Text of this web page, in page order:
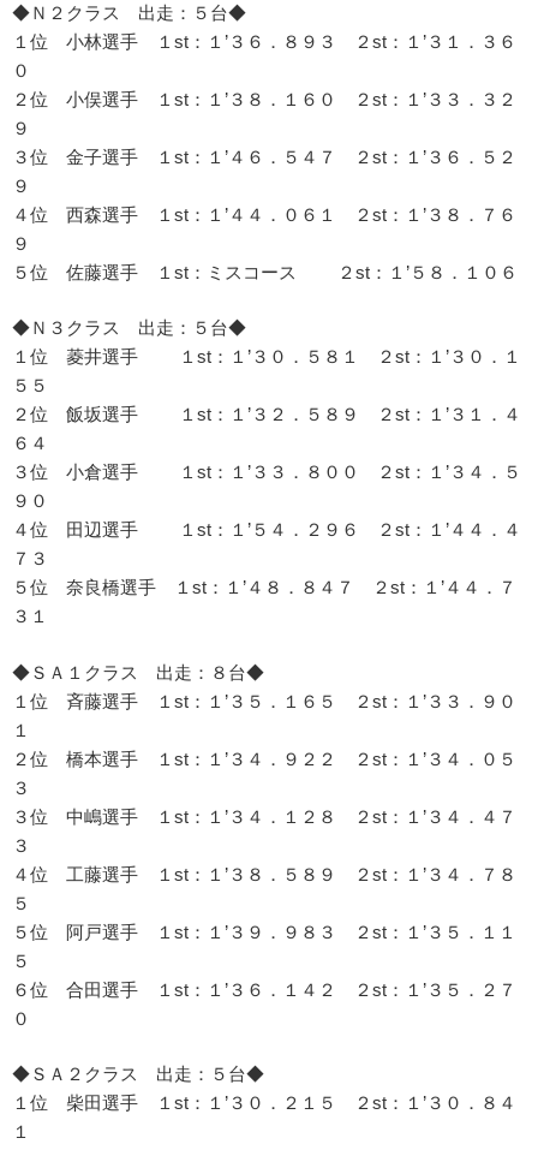
◆Ｎ２クラス 出走：５台◆
１位 小林選手 １st：１’３６．８９３ ２st：１’３１．３６
０
２位 小俣選手 １st：１’３８．１６０ ２st：１’３３．３２
９
３位 金子選手 １st：１’４６．５４７ ２st：１’３６．５２
９
４位 西森選手 １st：１’４４．０６１ ２st：１’３８．７６
９
５位 佐藤選手 １st：ミスコース ２st：１’５８．１０６
◆Ｎ３クラス 出走：５台◆
１位 菱井選手 １st：１’３０．５８１ ２st：１’３０．１
５５
２位 飯坂選手 １st：１’３２．５８９ ２st：１’３１．４
６４
３位 小倉選手 １st：１’３３．８００ ２st：１’３４．５
９０
４位 田辺選手 １st：１’５４．２９６ ２st：１’４４．４
７３
５位 奈良橋選手 １st：１’４８．８４７ ２st：１’４４．７
３１
◆ＳＡ１クラス 出走：８台◆
１位 斉藤選手 １st：１’３５．１６５ ２st：１’３３．９０
１
２位 橋本選手 １st：１’３４．９２２ ２st：１’３４．０５
３
３位 中嶋選手 １st：１’３４．１２８ ２st：１’３４．４７
３
４位 工藤選手 １st：１’３８．５８９ ２st：１’３４．７８
５
５位 阿戸選手 １st：１’３９．９８３ ２st：１’３５．１１
５
６位 合田選手 １st：１’３６．１４２ ２st：１’３５．２７
０
◆ＳＡ２クラス 出走：５台◆
１位 柴田選手 １st：１’３０．２１５ ２st：１’３０．８４
１